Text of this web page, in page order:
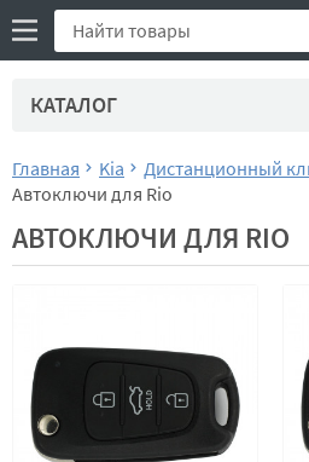
КАТАЛОГ
Главная Kia
Дистанционный
Автоключи для Rio
АВТОКЛЮЧИ ДЛЯ RIO